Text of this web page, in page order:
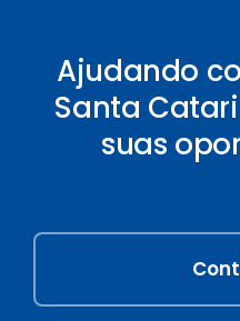
Ajudando
Santa
suas